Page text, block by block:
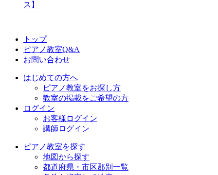
ス】
トップ
ピアノ教室Q&A
お問い合わせ
はじめての方へ
ピアノ教室をお探し方
教室の掲載をご希望の方
ログイン
お客様ログイン
講師ログイン
ピアノ教室を探す
地図から探す
都道府県・市区郡別一覧